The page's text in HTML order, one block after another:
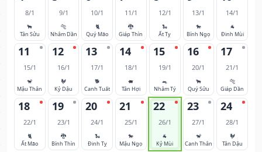
8/1
🐂
Tân Sửu
9/1
🐅
Nhâm Dần
10/1
🐈
Quý Mão
11/1
🐉
Giáp Thìn
12/1
🐍
Ất Tỵ
13/1
🐎
Bính Ngọ
14/1
🐐
Đinh Mùi
11
15/1
🐒
Mậu Thân
12
16/1
🐓
Kỷ Dậu
13
17/1
🐕
Canh Tuất
14
18/1
🐖
Tân Hợi
15
19/1
🐀
Nhâm Tý
16
20/1
🐂
Quý Sửu
17
21/1
🐅
Giáp Dần
18
22/1
🐈
Ất Mão
19
23/1
🐉
Bính Thìn
20
24/1
🐍
Đinh Tỵ
21
25/1
🐎
Mậu Ngọ
22
26/1
🐐
Kỷ Mùi
23
27/1
🐒
Canh Thân
24
28/1
🐓
Tân Dậu